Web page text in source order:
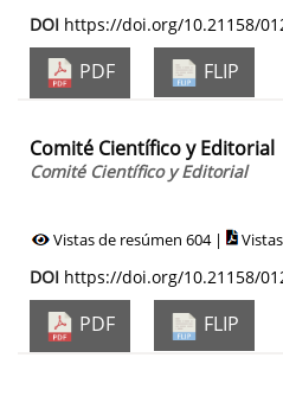
DOI https://doi.org/10.21158/
PDF FLIP
Comité Científico y Editorial
Comité Científico y Editorial
Vistas de resúmen 604 |
DOI https://doi.org/10.21158/
PDF FLIP